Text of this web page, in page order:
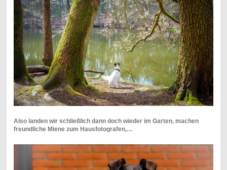
Also landen wir schließlich dann doch wieder im Garten, machen
freundliche Miene zum Hausfotografen,…